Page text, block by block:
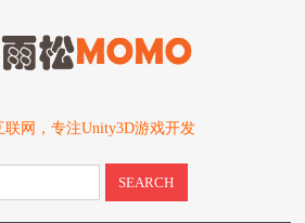
联网，专注Unity3D游戏开发
SEARCH